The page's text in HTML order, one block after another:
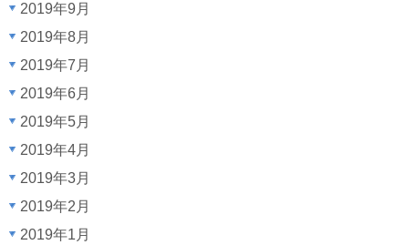
2019年9月
2019年8月
2019年7月
2019年6月
2019年5月
2019年4月
2019年3月
2019年2月
2019年1月